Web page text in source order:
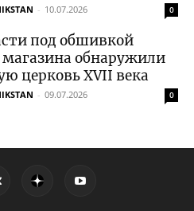
- 10.07.2026 0
под обшивкой
магазина обнаружили
церковь XVII века
- 09.07.2026 0